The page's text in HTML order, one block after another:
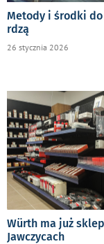
Metody i środki
rdzą
26 stycznia 2026
Würth ma już
Jawczycach